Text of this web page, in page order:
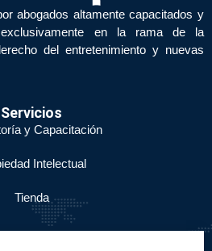
abogados altamente capacitados y
en la rama de la
del entretenimiento y nuevas
Servicios
y Capacitación
Intelectual
Tienda